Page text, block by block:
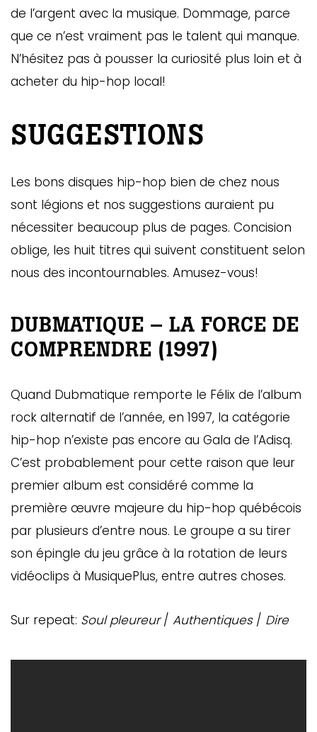
de l’argent avec la musique. Dommage, parce
que ce n’est vraiment pas le talent qui manque.
N’hésitez pas à pousser la curiosité plus loin et à
acheter du hip-hop local!
SUGGESTIONS
Les bons disques hip-hop bien de chez nous
sont légions et nos suggestions auraient pu
nécessiter beaucoup plus de pages. Concision
oblige, les huit titres qui suivent constituent selon
nous des incontournables. Amusez-vous!
DUBMATIQUE – LA FORCE DE
COMPRENDRE (1997)
Quand Dubmatique remporte le Félix de l’album
rock alternatif de l’année, en 1997, la catégorie
hip-hop n’existe pas encore au Gala de l’Adisq.
C’est probablement pour cette raison que leur
premier album est considéré comme la
première œuvre majeure du hip-hop québécois
par plusieurs d’entre nous. Le groupe a su tirer
son épingle du jeu grâce à la rotation de leurs
vidéoclips à MusiquePlus, entre autres choses.
Sur repeat: Soul pleureur/ Authentiques / Dire